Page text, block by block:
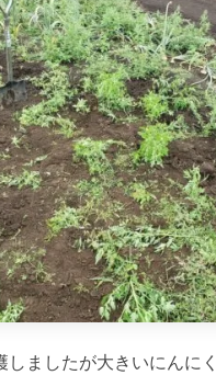
しましたが大きいにんに